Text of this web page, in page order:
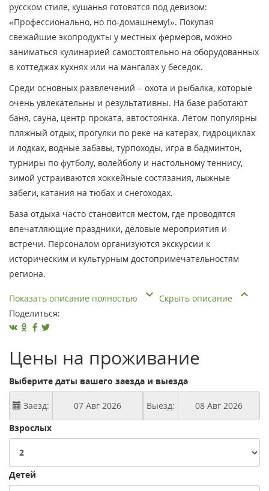
русском стиле, кушанья готовятся под девизом:
«Профессионально, но по-домашнему!». Покупая
свежайшие экопродукты у местных фермеров, можно
заниматься кулинарией самостоятельно на оборудованных
в коттеджах кухнях или на мангалах у беседок.
Среди основных развлечений – охота и рыбалка, которые
очень увлекательны и результативны. На базе работают
баня, сауна, центр проката, автостоянка. Летом популярны
пляжный отдых, прогулки по реке на катерах, гидроциклах
и лодках, водные забавы, турпоходы, игра в бадминтон,
турниры по футболу, волейболу и настольному теннису,
зимой устраиваются хоккейные состязания, лыжные
забеги, катания на тюбах и снегоходах.
База отдыха часто становится местом, где проводятся
впечатляющие праздники, деловые мероприятия и
встречи. Персоналом организуются экскурсии к
историческим и культурным достопримечательностям
региона.
Показать описание полностью
Скрыть описание
Поделиться:
Цены на проживание
Выберите даты вашего заезда и выезда
Заезд:
Выезд:
Взрослых
Детей